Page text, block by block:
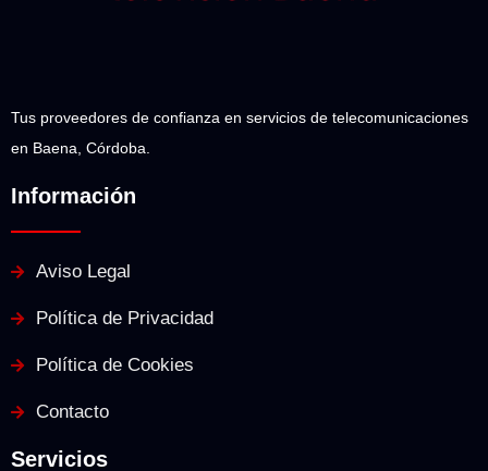
Tus proveedores de confianza en servicios de telecomunicaciones
en Baena, Córdoba.
Información
Aviso Legal
Política de Privacidad
Política de Cookies
Contacto
Servicios